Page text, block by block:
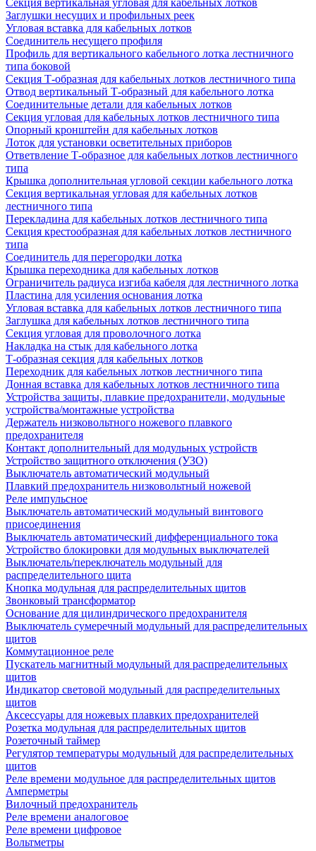
Секция вертикальная угловая для кабельных лотков
Заглушки несущих и профильных реек
Угловая вставка для кабельных лотков
Соединитель несущего профиля
Профиль для вертикального кабельного лотка лестничного
типа боковой
Секция Т-образная для кабельных лотков лестничного типа
Отвод вертикальный Т-образный для кабельного лотка
Соединительные детали для кабельных лотков
Секция угловая для кабельных лотков лестничного типа
Опорный кронштейн для кабельных лотков
Лоток для установки осветительных приборов
Ответвление Т-образное для кабельных лотков лестничного
типа
Крышка дополнительная угловой секции кабельного лотка
Секция вертикальная угловая для кабельных лотков
лестничного типа
Перекладина для кабельных лотков лестничного типа
Секция крестообразная для кабельных лотков лестничного
типа
Соединитель для перегородки лотка
Крышка переходника для кабельных лотков
Ограничитель радиуса изгиба кабеля для лестничного лотка
Пластина для усиления основания лотка
Угловая вставка для кабельных лотков лестничного типа
Заглушка для кабельных лотков лестничного типа
Секция угловая для проволочного лотка
Накладка на стык для кабельного лотка
Т-образная секция для кабельных лотков
Переходник для кабельных лотков лестничного типа
Донная вставка для кабельных лотков лестничного типа
Устройства защиты, плавкие предохранители, модульные
устройства/монтажные устройства
Держатель низковольтного ножевого плавкого
предохранителя
Контакт дополнительный для модульных устройств
Устройство защитного отключения (УЗО)
Выключатель автоматический модульный
Плавкий предохранитель низковольтный ножевой
Реле импульсное
Выключатель автоматический модульный винтового
присоединения
Выключатель автоматический дифференциального тока
Устройство блокировки для модульных выключателей
Выключатель/переключатель модульный для
распределительного щита
Кнопка модульная для распределительных щитов
Звонковый трансформатор
Основание для цилиндрического предохранителя
Выключатель сумеречный модульный для распределительных
щитов
Коммутационное реле
Пускатель магнитный модульный для распределительных
щитов
Индикатор световой модульный для распределительных
щитов
Аксессуары для ножевых плавких предохранителей
Розетка модульная для распределительных щитов
Розеточный таймер
Регулятор температуры модульный для распределительных
щитов
Реле времени модульное для распределительных щитов
Амперметры
Вилочный предохранитель
Реле времени аналоговое
Реле времени цифровое
Вольтметры